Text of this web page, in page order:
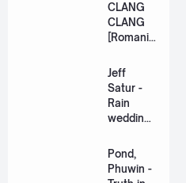
CLANG
CLANG
[Romaniz
Lyric +
Eng]
Jeff
Satur -
Rain
wedding
วิวาห์)
Ost. The
Paradise
Pond,
Phuwin -